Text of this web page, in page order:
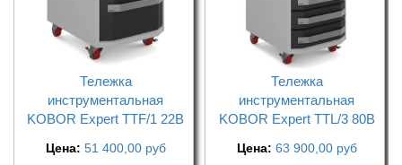
Тележка
инструментальная
KOBOR Expert TTF/1 22B
Цена: 51 400,00 руб
Тележка
инструментальная
KOBOR Expert TTL/3 80B
Цена: 63 900,00 руб